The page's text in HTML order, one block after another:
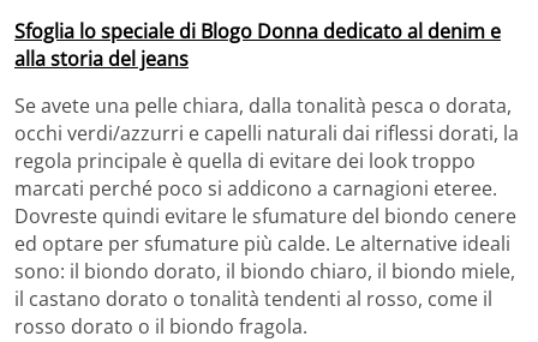
Sfoglia lo speciale di Blogo Donna dedicato al denim e
alla storia del jeans
Se avete una pelle chiara, dalla tonalità pesca o dorata,
occhi verdi/azzurri e capelli naturali dai riflessi dorati, la
regola principale è quella di evitare dei look troppo
marcati perché poco si addicono a carnagioni eteree.
Dovreste quindi evitare le sfumature del biondo cenere
ed optare per sfumature più calde. Le alternative ideali
sono: il biondo dorato, il biondo chiaro, il biondo miele,
il castano dorato o tonalità tendenti al rosso, come il
rosso dorato o il biondo fragola.